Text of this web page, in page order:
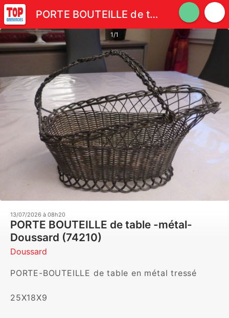
PORTE BOUTEILLE de table -métal-
1/1
13/07/2026 à 08h20
PORTE BOUTEILLE de table -métal-
Doussard (74210)
Doussard
PORTE-BOUTEILLE de table en métal tressé
25X18X9